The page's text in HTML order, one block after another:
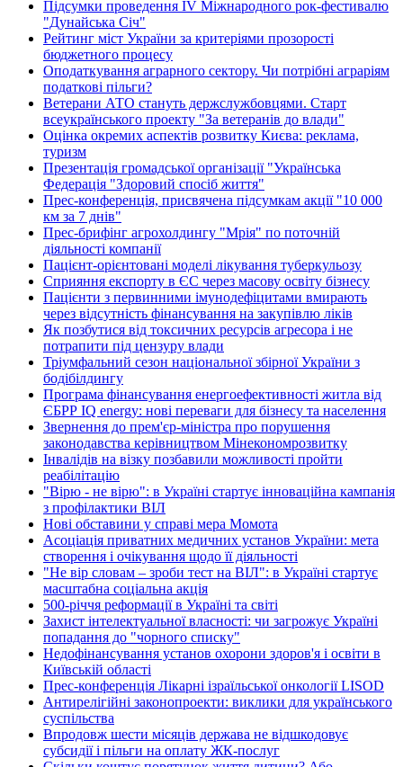
Підсумки проведення IV Міжнародного рок-фестивалю
"Дунайська Січ"
Рейтинг міст України за критеріями прозорості
бюджетного процесу
Оподаткування аграрного сектору. Чи потрібні аграріям
податкові пільги?
Ветерани АТО стануть держслужбовцями. Старт
всеукраїнського проекту "За ветеранів до влади"
Оцінка окремих аспектів розвитку Києва: реклама,
туризм
Презентація громадської організації "Українська
Федерація "Здоровий спосіб життя"
Прес-конференція, присвячена підсумкам акції "10 000
км за 7 днів"
Прес-брифінг агрохолдингу "Мрія" по поточній
діяльності компанії
Пацієнт-орієнтовані моделі лікування туберкульозу
Сприяння експорту в ЄС через масову освіту бізнесу
Пацієнти з первинними імунодефіцитами вмирають
через відсутність фінансування на закупівлю ліків
Як позбутися від токсичних ресурсів агресора і не
потрапити під цензуру влади
Тріумфальний сезон національної збірної України з
бодібілдингу
Програма фінансування енергоефективності житла від
ЄБРР IQ energy: нові переваги для бізнесу та населення
Звернення до прем'єр-міністра про порушення
законодавства керівництвом Мінекономрозвитку
Інвалідів на візку позбавили можливості пройти
реабілітацію
"Вірю - не вірю": в Україні стартує інноваційна кампанія
з профілактики ВІЛ
Нові обставини у справі мера Момота
Асоціація приватних медичних установ України: мета
створення і очікування щодо її діяльності
"Не вір словам – зроби тест на ВІЛ": в Україні стартує
масштабна соціальна акція
500-річчя реформації в Україні та світі
Захист інтелектуальної власності: чи загрожує Україні
попадання до "чорного списку"
Недофінансування установ охорони здоров'я і освіти в
Київській області
Прес-конференція Лікарні ізраїльської онкології LISOD
Антирелігійні законопроекти: виклики для українського
суспільства
Впродовж шести місяців держава не відшкодовує
субсидії і пільги на оплату ЖК-послуг